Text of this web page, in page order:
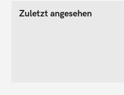
Zuletzt angesehen